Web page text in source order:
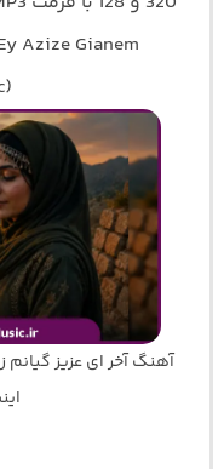
Azize Gianem
آهنگ آخر ای عزیز